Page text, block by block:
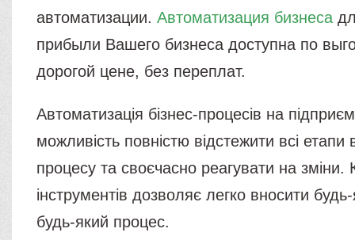
автоматизации.Автоматизация бизнеса
прибыли Вашего бизнеса доступна по
дорогой цене, без переплат.
Автоматизація бізнес-процесів на
можливість повністю відстежити всі етапи
процесу та своєчасно реагувати на зміни.
інструментів дозволяє легко вносити
будь-який процес.